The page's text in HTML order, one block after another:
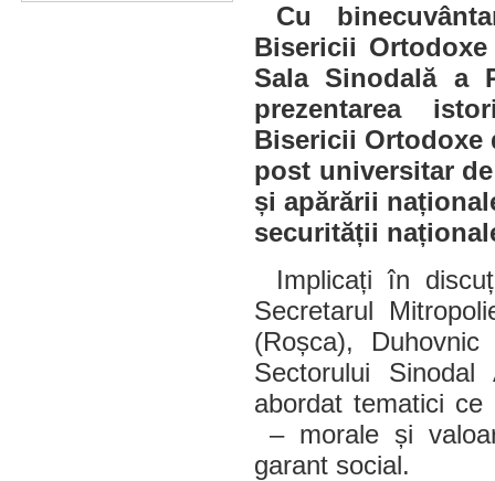
Cu
Bisericii
Sala Sinodală a
prezentarea
Bisericii Ortodoxe
post universitar
și apărării
securității
Implicați în
Secretarul
(Roșca),
Sectorului
abordat tematici ce
– morale și
garant social.